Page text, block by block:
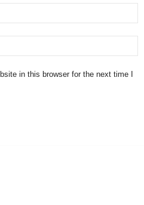
in this browser for the next time I